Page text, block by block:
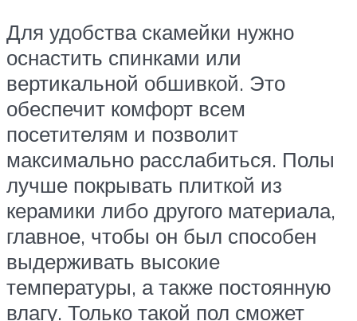
Для удобства скамейки нужно
оснастить спинками или
вертикальной обшивкой. Это
обеспечит комфорт всем
посетителям и позволит
максимально расслабиться. Полы
лучше покрывать плиткой из
керамики либо другого материала,
главное, чтобы он был способен
выдерживать высокие
температуры, а также постоянную
влагу. Только такой пол сможет